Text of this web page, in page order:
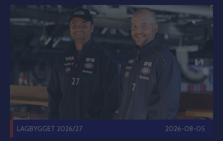
Westerholm-tvillingene signerer med Vålerenga Publisert
LAGBYGGET 2026/27 2026-08-05